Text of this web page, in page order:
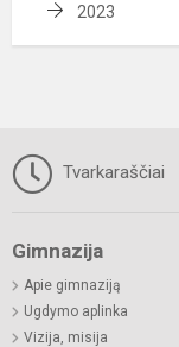
2023
Tvarkaraščiai
Gimnazija
Apie gimnaziją
Ugdymo aplinka
Vizija, misija